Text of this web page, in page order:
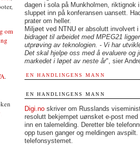
om
.
dagen i sola på Munkholmen, riktignok
sluppet inn på konferansen uansett.
prater om heller.
Miljøet ved NTNU er absolutt involvert
bidraget til arbeidet med MPEG21
utprøving av teknologien. - Vi har
Det skal hjelpe oss med å evaluere
markedet i løpet av neste år", sier
EN HANDLINGENS MANN
EN HANDLINGENS MANN
Digi.no skriver om Russlands
resolutt bekjempet uønsket e-post
inn en talemelding. Deretter ble
opp tusen ganger og meldingen
telefonsystemet.